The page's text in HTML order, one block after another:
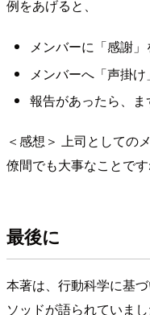
例をあげると、
メンバーに「感謝」
メンバーへ「声掛
報告があったら、
＜感想＞ 上司としての
僚間でも大事なことです
最後に
本著は、行動科学に基
ソッドが語られていま